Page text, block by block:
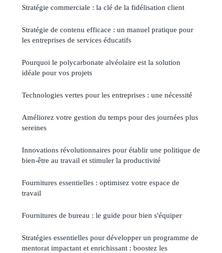
Stratégie commerciale : la clé de la fidélisation client
Stratégie de contenu efficace : un manuel pratique pour
les entreprises de services éducatifs
Pourquoi le polycarbonate alvéolaire est la solution
idéale pour vos projets
Technologies vertes pour les entreprises : une nécessité
Améliorez votre gestion du temps pour des journées plus
sereines
Innovations révolutionnaires pour établir une politique de
bien-être au travail et stimuler la productivité
Fournitures essentielles : optimisez votre espace de
travail
Fournitures de bureau : le guide pour bien s'équiper
Stratégies essentielles pour développer un programme de
mentorat impactant et enrichissant : boostez les